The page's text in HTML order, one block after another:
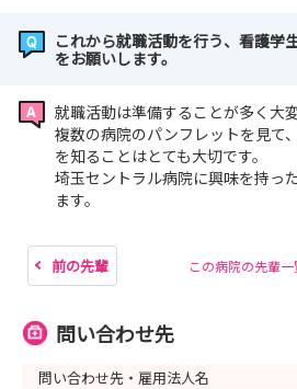
これから就職活動を行う、看護学
をお願いします。
就職活動は準備することが多く大
複数の病院のパンフレットを見て
を知ることはとても大切です。
埼玉セントラル病院に興味を持っ
ます。
前の先輩 この病院の先輩一
問い合わせ先
問い合わせ先・雇用法人名